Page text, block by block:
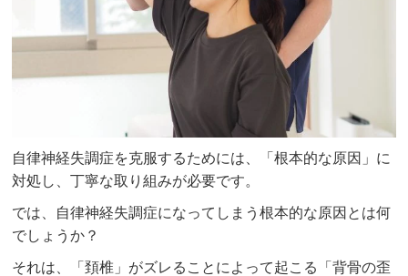
自律神経失調症を克服するためには、「根本的な原因」に
対処し、丁寧な取り組みが必要です。
では、自律神経失調症になってしまう根本的な原因とは何
でしょうか？
それは、「頚椎」がズレることによって起こる「背骨の歪